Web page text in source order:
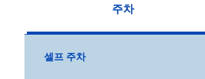
주차
셀프 주차